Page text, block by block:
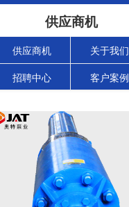
供应商机
供应商机 关于我们
招聘中心 客户案例